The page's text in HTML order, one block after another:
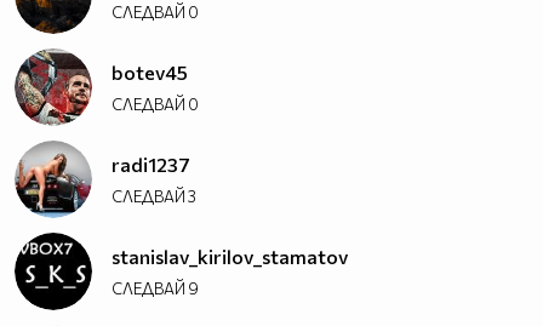
СЛЕДВАЙ 0
botev45
СЛЕДВАЙ 0
radi1237
СЛЕДВАЙ3
stanislav_kirilov_stamatov
СЛЕДВАЙ 9